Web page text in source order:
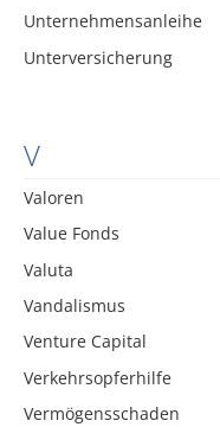
Unternehmensanleihe
Unterversicherung
V
Valoren
Value Fonds
Valuta
Vandalismus
Venture Capital
Verkehrsopferhilfe
Vermögensschaden